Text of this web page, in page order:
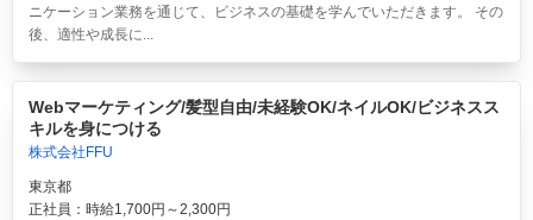
ニケーション業務を通じて、ビジネスの基礎を学んでいただきます。 その
後、適性や成長に...
Webマーケティング/髪型自由/未経験OK/ネイルOK/ビジネスス
キルを身につける
株式会社FFU
東京都
正社員：時給1,700円～2,300円